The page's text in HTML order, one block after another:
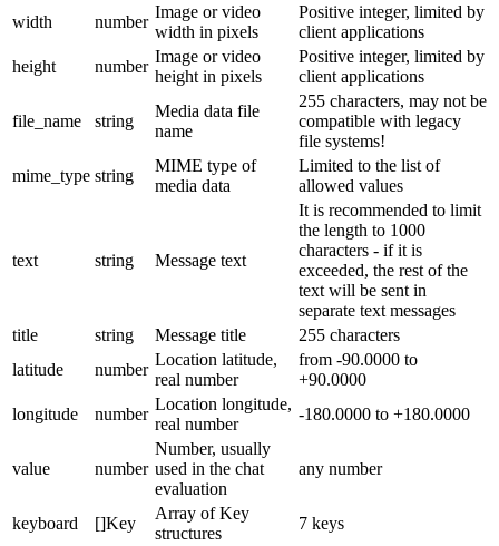
width
number
Image or video
width in pixels
Positive integer, limited by
client applications
height
number
Image or video
height in pixels
Positive integer, limited by
client applications
file_name string
Media data file
name
255 characters, may not be
compatible with legacy
file systems!
mime_type string
MIME type of
media data
Limited to the list of
allowed values
text string Message text
It is recommended to limit
the length to 1000
characters - if it is
exceeded, the rest of the
text will be sent in
separate text messages
title
string Message title
255 characters
latitude
number
Location latitude,
real number
from -90.0000 to
+90.0000
longitude
number
Location longitude,
real number
-180.0000 to +180.0000
value number
Number, usually
used in the chat
evaluation
any number
keyboard []Key
Array of Key
structures
7 keys